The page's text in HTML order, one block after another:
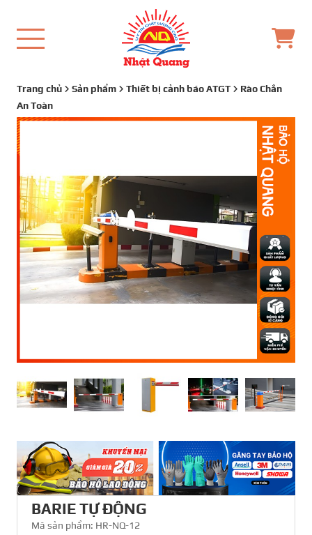
Trang chủ Sản phẩm Thiết bị cảnh báo ATGT
Rào Chắn
An Toàn
BARIE TỰ ĐỘNG
Mã sản phẩm: HR-NQ-12